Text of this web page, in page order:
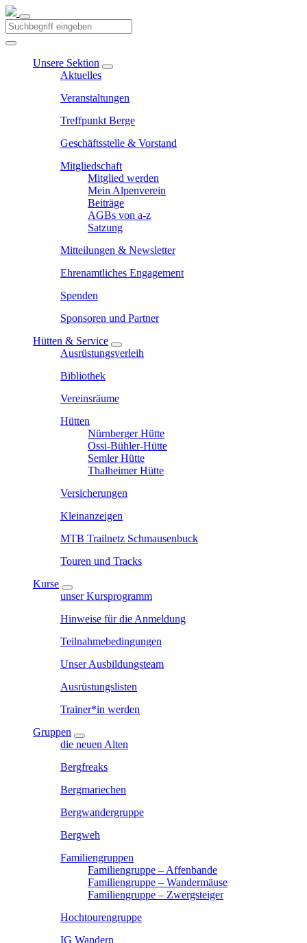
Unsere Sektion
Aktuelles
Veranstaltungen
Treffpunkt Berge
Geschäftsstelle & Vorstand
Mitgliedschaft
Mitglied werden
Mein Alpenverein
Beiträge
AGBs von a-z
Satzung
Mitteilungen & Newsletter
Ehrenamtliches Engagement
Spenden
Sponsoren und Partner
Hütten & Service
Ausrüstungsverleih
Bibliothek
Vereinsräume
Hütten
Nürnberger Hütte
Ossi-Bühler-Hütte
Semler Hütte
Thalheimer Hütte
Versicherungen
Kleinanzeigen
MTB Trailnetz Schmausenbuck
Touren und Tracks
Kurse
unser Kursprogramm
Hinweise für die Anmeldung
Teilnahmebedingungen
Unser Ausbildungsteam
Ausrüstungslisten
Trainer*in werden
Gruppen
die neuen Alten
Bergfreaks
Bergmariechen
Bergwandergruppe
Bergweh
Familiengruppen
Familiengruppe – Affenbande
Familiengruppe – Wandermäuse
Familiengruppe – Zwergsteiger
Hochtourengruppe
IG Wandern